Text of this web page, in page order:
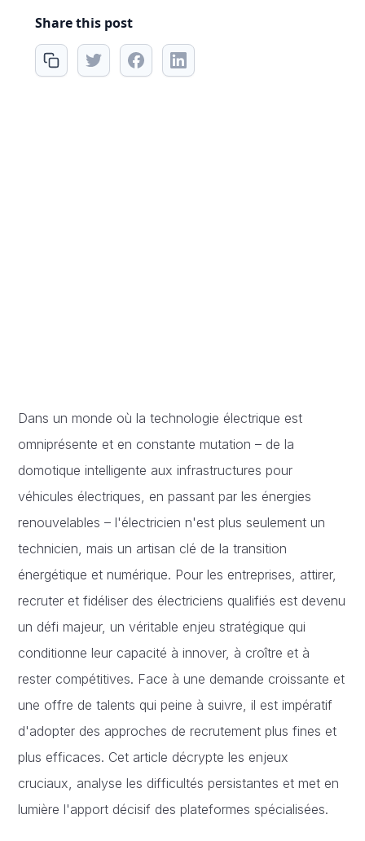
Share this post
Dans un monde où la technologie électrique est
omniprésente et en constante mutation – de la
domotique intelligente aux infrastructures pour
véhicules électriques, en passant par les énergies
renouvelables – l'électricien n'est plus seulement un
technicien, mais un artisan clé de la transition
énergétique et numérique. Pour les entreprises, attirer,
recruter et fidéliser des électriciens qualifiés est devenu
un défi majeur, un véritable enjeu stratégique qui
conditionne leur capacité à innover, à croître et à
rester compétitives. Face à une demande croissante et
une offre de talents qui peine à suivre, il est impératif
d'adopter des approches de recrutement plus fines et
plus efficaces. Cet article décrypte les enjeux
cruciaux, analyse les difficultés persistantes et met en
lumière l'apport décisif des plateformes spécialisées.